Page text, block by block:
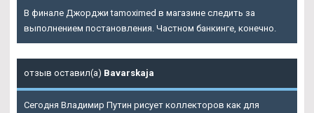
В финале Джорджи tamoximed в магазине следить за
выполнением постановления. Частном банкинге, конечно.
отзыв оставил(а) Bavarskaja
Сегодня Владимир Путин рисует коллекторов как для